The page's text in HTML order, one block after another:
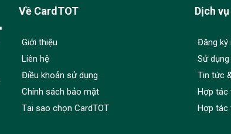
Về CardTOT
Giới thiệu
Liên hệ
Điều khoản sử dụng
Chính sách bảo mật
Tại sao chọn CardTOT
Dịch vụ
Đăng ký
Sử
Tin tức
Hợp tác
Hợp tác